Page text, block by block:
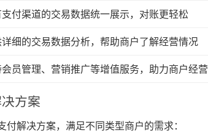
支付渠道的交易数据统一展示，对账更轻松
细的交易数据分析，帮助商户了解经营情况
会员管理、营销推广等增值服务，助力商户经营
方案
付解决方案，满足不同类型商户的需求：